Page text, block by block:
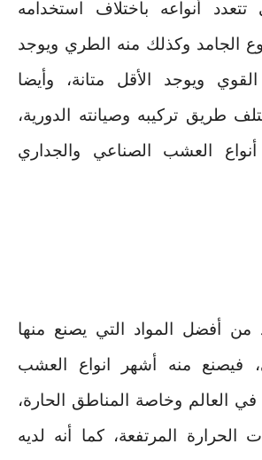
أنواعه باختلاف استخدامه
الجامد وكذلك منه الطري ويوجد
ويوجد الأقل متانة، وأيضا
طريق تركيبه وصيانته الدورية،
العشب الصناعي والجداري
من أفضل المواد التي يصنع منها
فيصنع منه أشهر انواع العشب
في العالم وخاصة المناطق الحارة،
الحرارة المرتفعة، كما أنه لديه